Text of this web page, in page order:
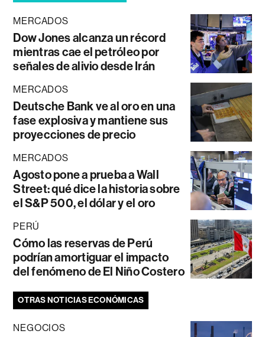
MERCADOS
Dow Jones alcanza un récord
mientras cae el petróleo por
señales de alivio desde Irán
MERCADOS
Deutsche Bank ve al oro en una
fase explosiva y mantiene sus
proyecciones de precio
MERCADOS
Agosto pone a prueba a Wall
Street: qué dice la historia sobre
el S&P 500, el dólar y el oro
PERÚ
Cómo las reservas de Perú
podrían amortiguar el impacto
del fenómeno de El Niño Costero
OTRAS NOTICIAS ECONÓMICAS
NEGOCIOS